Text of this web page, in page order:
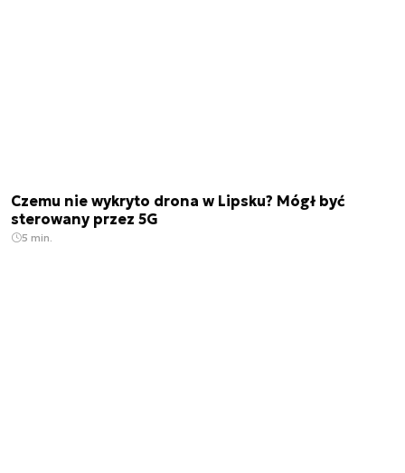
Czemu nie wykryto drona w Lipsku? Mógł być
sterowany przez 5G
5 min.